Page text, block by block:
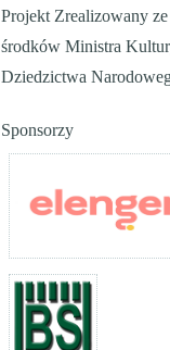
Projekt Zrealizowany ze
środków Ministra
Dziedzictwa
Sponsorzy